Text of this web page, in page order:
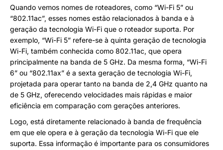
Quando vemos nomes de roteadores, como “Wi-Fi 5” ou
“802.11ac”, esses nomes estão relacionados à banda e à
geração da tecnologia Wi-Fi que o roteador suporta. Por
exemplo, “Wi-Fi 5” refere-se à quinta geração de tecnologia
Wi-Fi, também conhecida como 802.11ac, que opera
principalmente na banda de 5 GHz. Da mesma forma, “Wi-Fi
6” ou “802.11ax” é a sexta geração de tecnologia Wi-Fi,
projetada para operar tanto na banda de 2,4 GHz quanto na
de 5 GHz, oferecendo velocidades mais rápidas e maior
eficiência em comparação com gerações anteriores.
Logo, está diretamente relacionado à banda de frequência
em que ele opera e à geração da tecnologia Wi-Fi que ele
suporta. Essa informação é importante para os consumidores